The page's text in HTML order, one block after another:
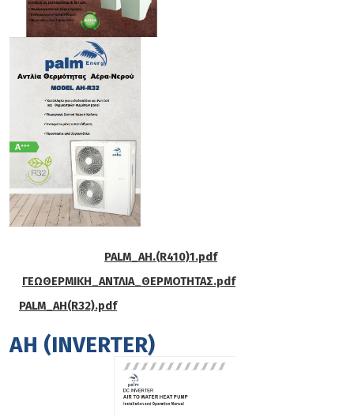
PALM_AH.(R410)1.pdf
ΓΕΩΘΕΡΜΙΚΗ_ΑΝΤΛΙΑ_ΘΕΡΜΟΤΗΤΑΣ.pdf
PALM_AH(R32).pdf
AH (INVERTER)